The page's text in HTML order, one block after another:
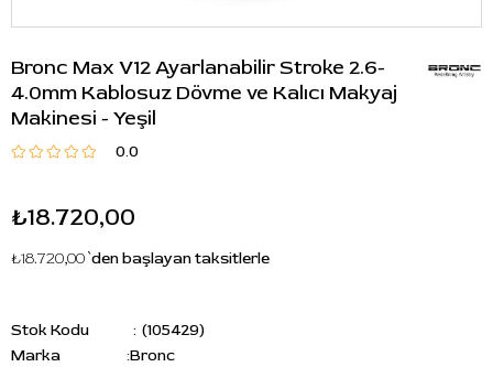
Bronc Max V12 Ayarlanabilir Stroke 2.6-
4.0mm Kablosuz Dövme ve Kalıcı Makyaj
Makinesi - Yeşil
0.0
₺18.720,00
₺18.720,00`den başlayan taksitlerle
Stok Kodu
(105429)
Marka
:Bronc